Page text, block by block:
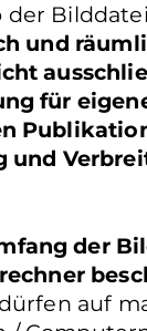
der
und
für
und
der
auf